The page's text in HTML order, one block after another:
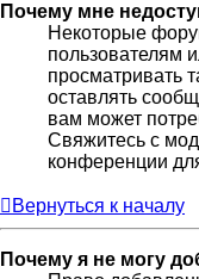
Почему мне
Некоторые
пользователям
просматривать
оставлять
вам может
Свяжитесь с
конференции
Вернуться к началу
Почему я не могу